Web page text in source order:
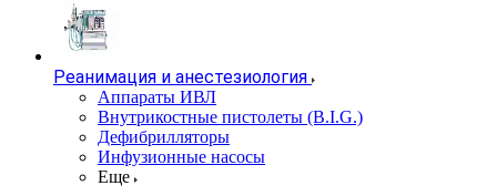
Реанимация и анестезиология
Аппараты ИВЛ
Внутрикостные пистолеты (B.I.G.)
Дефибрилляторы
Инфузионные насосы
Еще